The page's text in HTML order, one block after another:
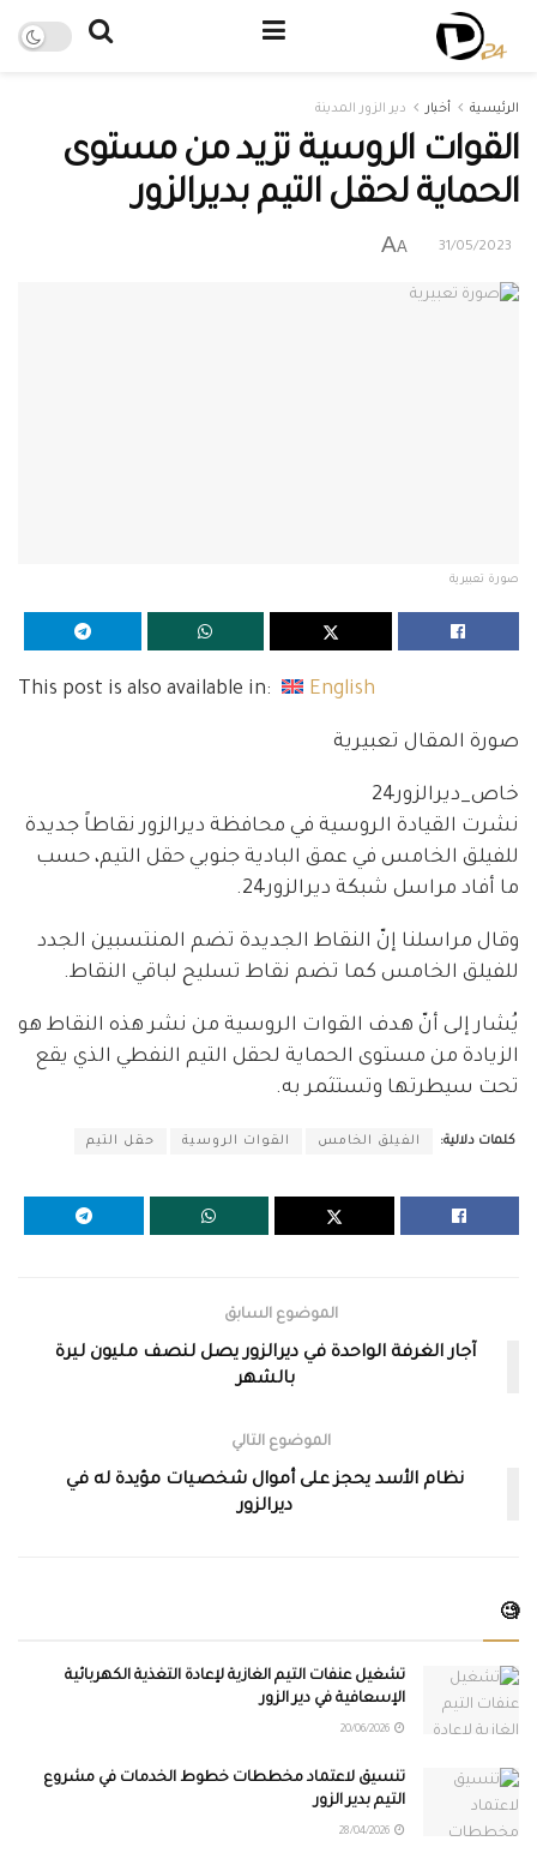
الرئيسية أخبار دير الزور المدينة
القوات الروسية تزيد من مستوى
الحماية لحقل التيم بديرالزور
31/05/2023
A
A
صورة تعبيرية
This post is also available in: English
صورة المقال تعبيرية
خاص_ديرالزور24
نشرت القيادة الروسية في محافظة ديرالزور نقاطاً جديدة
للفيلق الخامس في عمق البادية جنوبي حقل التيم، حسب
ما أفاد مراسل شبكة ديرالزور24.
وقال مراسلنا إنّ النقاط الجديدة تضم المنتسبين الجدد
للفيلق الخامس كما تضم نقاط تسليح لباقي النقاط.
يُشار إلى أنّ هدف القوات الروسية من نشر هذه النقاط هو
الزيادة من مستوى الحماية لحقل التيم النفطي الذي يقع
تحت سيطرتها وتستثمر به.
كلمات دلالية: الفيلق الخامس القوات الروسية حقل التيم
الموضوع السابق
آجار الغرفة الواحدة في ديرالزور يصل لنصف مليون ليرة
بالشهر
الموضوع التالي
نظام الأسد يحجز على أموال شخصيات مؤيدة له في
ديرالزور
🧐
تشغيل عنفات التيم الغازية لإعادة التغذية الكهربائية
الإسعافية في دير الزور
تنسيق لاعتماد مخططات خطوط الخدمات في مشروع
التيم بدير الزور